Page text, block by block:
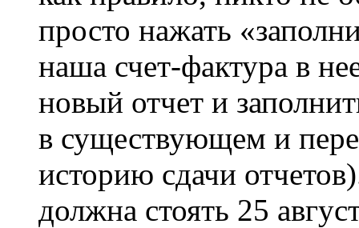
просто нажать
наша счет-фактура в
новый отчет и
в существующем и
историю сдачи
должна стоять 25